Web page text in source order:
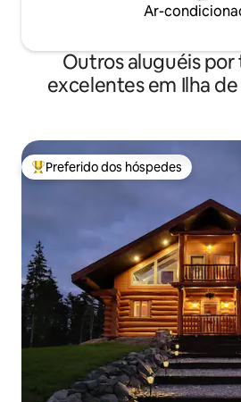
Ar-
Outros aluguéis
excelentes em Ilha
Entre os melhores preferidos dos
Preferido dos hóspedes